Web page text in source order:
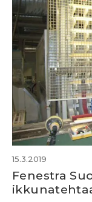
15.3.2019
Fenestra